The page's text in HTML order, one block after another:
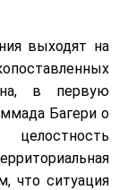
выходят на
в первую
Багери о
что ситуация